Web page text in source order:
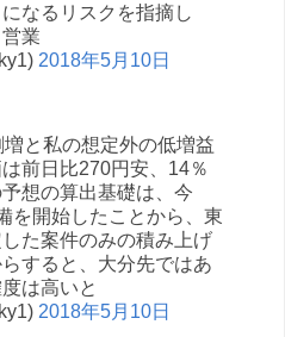
なるリスクを指摘し
業
2018年5月10日
と私の想定外の低増益
前日比270円安、14％
想の算出基礎は、今
を開始したことから、東
た案件のみの積み上げ
すると、大分先ではあ
は高いと
2018年5月10日